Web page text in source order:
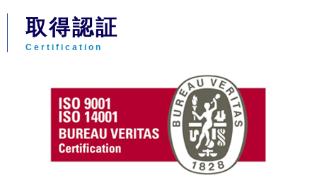
取得認証
Certification